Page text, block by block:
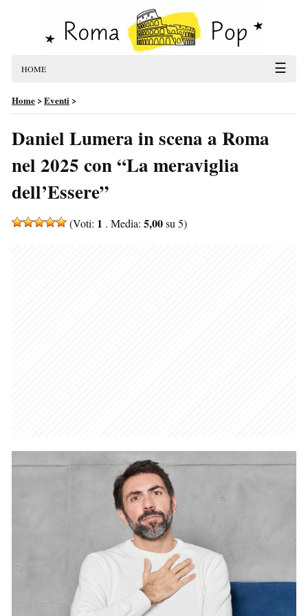
HOME ☰
Home>Eventi>
Daniel Lumera in scena a Roma
nel 2025 con “La meraviglia
dell’Essere”
(Voti: 1 . Media: 5,00su 5)